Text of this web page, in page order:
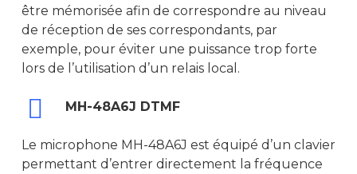
être mémorisée afin de correspondre au niveau
de réception de ses correspondants, par
exemple, pour éviter une puissance trop forte
lors de l’utilisation d’un relais local.
MH-48A6J DTMF
Le microphone MH-48A6J est équipé d’un clavier
permettant d’entrer directement la fréquence